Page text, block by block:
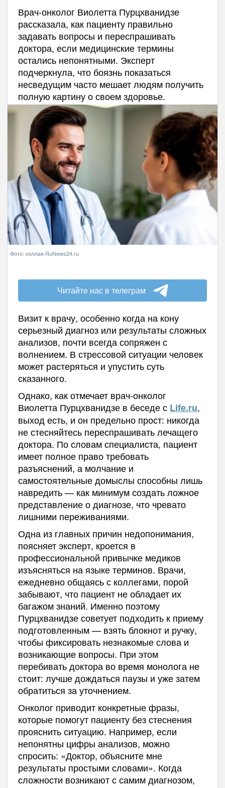
Врач-онколог Виолетта Пурцхванидзе
рассказала, как пациенту правильно
задавать вопросы и переспрашивать
доктора, если медицинские термины
остались непонятными. Эксперт
подчеркнула, что боязнь показаться
несведущим часто мешает людям получить
полную картину о своем здоровье.
Фото: коллаж RuNews24.ru
Читайте нас в телеграм
Визит к врачу, особенно когда на кону
серьезный диагноз или результаты сложных
анализов, почти всегда сопряжен с
волнением. В стрессовой ситуации человек
может растеряться и упустить суть
сказанного.
Однако, как отмечает врач-онколог
Виолетта Пурцхванидзе в беседе с Life.ru,
выход есть, и он предельно прост: никогда
не стесняйтесь переспрашивать лечащего
доктора. По словам специалиста, пациент
имеет полное право требовать
разъяснений, а молчание и
самостоятельные домыслы способны лишь
навредить — как минимум создать ложное
представление о диагнозе, что чревато
лишними переживаниями.
Одна из главных причин недопонимания,
поясняет эксперт, кроется в
профессиональной привычке медиков
изъясняться на языке терминов. Врачи,
ежедневно общаясь с коллегами, порой
забывают, что пациент не обладает их
багажом знаний. Именно поэтому
Пурцхванидзе советует подходить к приему
подготовленным — взять блокнот и ручку,
чтобы фиксировать незнакомые слова и
возникающие вопросы. При этом
перебивать доктора во время монолога не
стоит: лучше дождаться паузы и уже затем
обратиться за уточнением.
Онколог приводит конкретные фразы,
которые помогут пациенту без стеснения
прояснить ситуацию. Например, если
непонятны цифры анализов, можно
спросить: «Доктор, объясните мне
результаты простыми словами». Когда
сложности возникают с самим диагнозом,